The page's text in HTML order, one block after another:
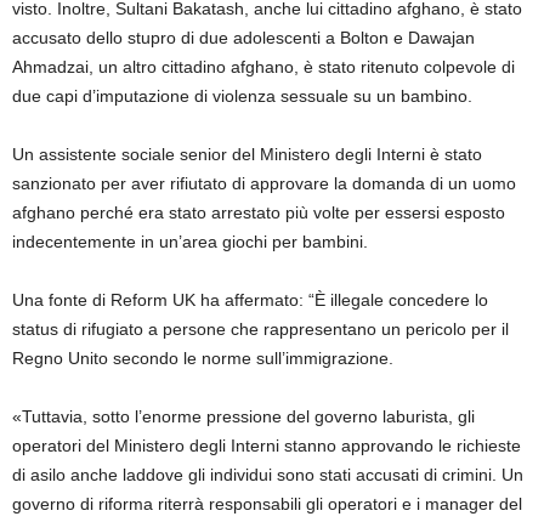
visto. Inoltre, Sultani Bakatash, anche lui cittadino afghano, è stato
accusato dello stupro di due adolescenti a Bolton e Dawajan
Ahmadzai, un altro cittadino afghano, è stato ritenuto colpevole di
due capi d’imputazione di violenza sessuale su un bambino.
Un assistente sociale senior del Ministero degli Interni è stato
sanzionato per aver rifiutato di approvare la domanda di un uomo
afghano perché era stato arrestato più volte per essersi esposto
indecentemente in un’area giochi per bambini.
Una fonte di Reform UK ha affermato: “È illegale concedere lo
status di rifugiato a persone che rappresentano un pericolo per il
Regno Unito secondo le norme sull’immigrazione.
«Tuttavia, sotto l’enorme pressione del governo laburista, gli
operatori del Ministero degli Interni stanno approvando le richieste
di asilo anche laddove gli individui sono stati accusati di crimini. Un
governo di riforma riterrà responsabili gli operatori e i manager del